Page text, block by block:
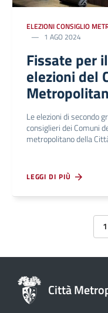
ELEZIONI CONSIGLIO
1 AGO 2024
Fissate per
elezioni del
Le elezioni di secondo
consiglieri dei Comuni
metropolitano della
LEGGI DI PIÙ
1
Città